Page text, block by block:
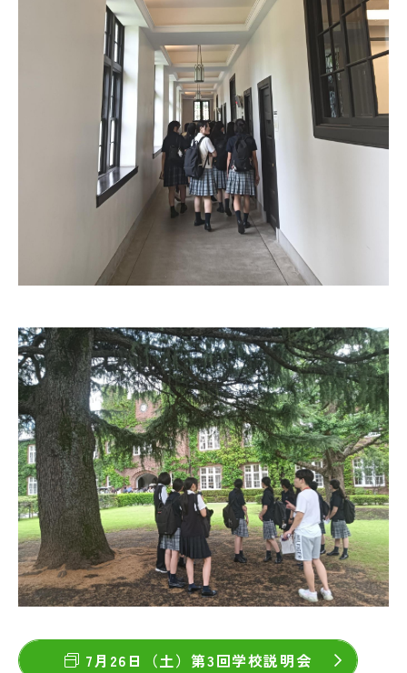
7月26日（土）第3回学校説明会